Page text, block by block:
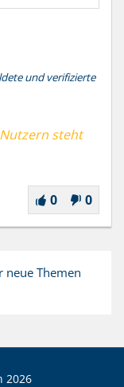
und verifizierte
steht
0 0
neue Themen
2026